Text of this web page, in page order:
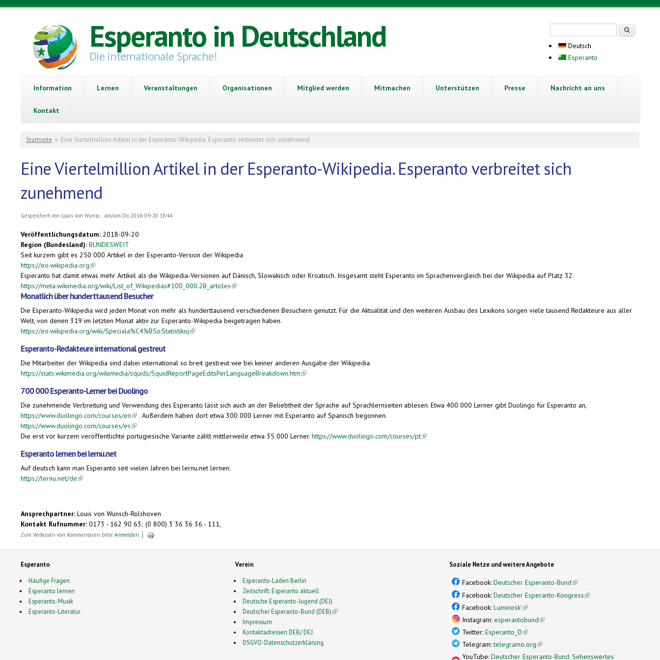
Direkt zum Inhalt
Esperanto in Deutschland
Die internationale Sprache!
Deutsch
Esperanto
Information Lernen Veranstaltungen Organisationen Mitglied werden Mitmachen Unterstützen Presse Nachricht an uns
Kontakt
Sie sind hier
Startseite » Eine Viertelmillion Artikel in der Esperanto-Wikipedia. Esperanto verbreitet sich zunehmend
Eine Viertelmillion Artikel in der Esperanto-Wikipedia. Esperanto verbreitet sich
zunehmend
Gespeichert von Louis von Wunsc...am/um Do, 2018-09-20 18:44
Veröffentlichungsdatum: 2018-09-20
Region (Bundesland): BUNDESWEIT
Seit kurzem gibt es 250 000 Artikel in der Esperanto-Version der Wikipedia
https://eo.wikipedia.org(link is external)
Esperanto hat damit etwas mehr Artikel als die Wikipedia-Versionen auf Dänisch, Slowakisch oder Kroatisch. Insgesamt steht Esperanto im Sprachenvergleich bei der Wikipedia auf Platz 32.
https://meta.wikimedia.org/wiki/List_of_Wikipedias#100_000.2B_articles(link is external)
Monatlich über hunderttausend Besucher
Die Esperanto-Wikipedia wird jeden Monat von mehr als hunderttausend verschiedenen Besuchern genutzt. Für die Aktualität und den weiteren Ausbau des Lexikons sorgen viele tausend Redakteure aus aller
Welt, von denen 319 im letzten Monat aktiv zur Esperanto-Wikipedia beigetragen haben.
https://eo.wikipedia.org/wiki/Speciala%C4%B5o:Statistikoj(link is external)
Esperanto-Redakteure international gestreut
Die Mitarbeiter der Wikipedia sind dabei international so breit gestreut wie bei keiner anderen Ausgabe der Wikipedia.
https://stats.wikimedia.org/wikimedia/squids/SquidReportPageEditsPerLanguageBreakdown.htm(link is external)
700 000 Esperanto-Lerner bei Duolingo
Die zunehmende Verbreitung und Verwendung des Esperanto lässt sich auch an der Beliebtheit der Sprache auf Sprachlernseiten ablesen. Etwa 400 000 Lerner gibt Duolingo für Esperanto an,
https://www.duolingo.com/courses/en(link is external)
. Außerdem haben dort etwa 300 000 Lerner mit Esperanto auf Spanisch begonnen.
https://www.duolingo.com/courses/es(link is external)
Die erst vor kurzem veröffentlichte portugiesische Variante zählt mittlerweile etwa 35 000 Lerner. https://www.duolingo.com/courses/pt(link is external)
Esperanto lernen bei lernu.net
Auf deutsch kann man Esperanto seit vielen Jahren bei lernu.net lernen.
https://lernu.net/de(link is external)
Ansprechpartner: Louis von Wunsch-Rolshoven
Kontakt Rufnummer: 0173 - 162 90 63; (0 800) 3 36 36 36 - 111,
Zum Verfassen von Kommentaren bitte Anmelden.
Esperanto
Häufige Fragen
Esperanto lernen
Esperanto-Musik
Esperanto-Literatur
Verein
Esperanto-Laden Berlin
Zeitschrift: Esperanto aktuell
Deutsche Esperanto-Jugend (DEJ)
Deutscher Esperanto-Bund (DEB)(link is external)
Impressum
Kontaktadressen DEB/ DEJ
DSGVO-Datenschutzerklärung
Soziale Netze und weitere Angebote
Facebook:Deutscher Esperanto-Bund(link is external)
Facebook:Deutscher Esperanto-Kongress(link is external)
Facebook:Luminesk'(link is external)
Instagram:esperantobund(link is external)
Twitter:Esperanto_D(link is external)
Telegram:telegramo.org(link is external)
YouTube:Deutscher Esperanto-Bund: Sehenswertes